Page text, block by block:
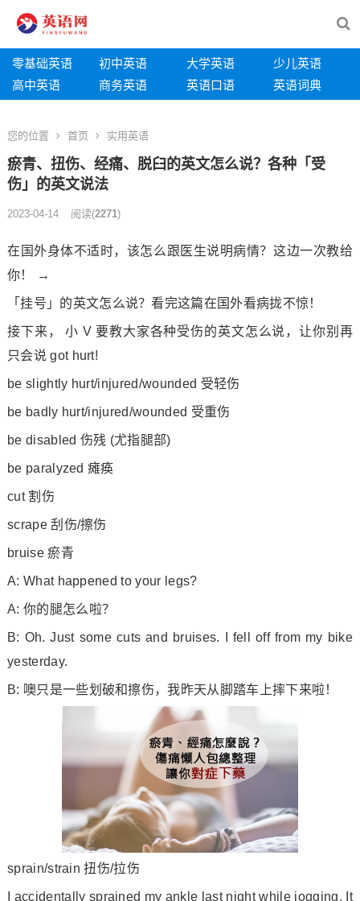
零基础英语 初中英语 大学英语
少儿英语
高中英语
商务英语 英语口语 英语词典
您的位置 首页 实用英语
瘀青、扭伤、经痛、脱臼的英文怎么说？各种「受
伤」的英文说法
2023-04-14 阅读(2271)
在国外身体不适时，该怎么跟医生说明病情？这边一次教给
你！ →
「挂号」的英文怎么说？看完这篇在国外看病拢不惊！
接下来， 小 V 要教大家各种受伤的英文怎么说，让你别再
只会说 got hurt!
be slightly hurt/injured/wounded 受轻伤
be badly hurt/injured/wounded 受重伤
be disabled 伤残 (尤指腿部)
be paralyzed 瘫痪
cut 割伤
scrape 刮伤/擦伤
bruise 瘀青
A: What happened to your legs?
A: 你的腿怎么啦？
B: Oh. Just some cuts and bruises. I fell off from my bike
yesterday.
B: 噢只是一些划破和擦伤，我昨天从脚踏车上摔下来啦！
sprain/strain 扭伤/拉伤
I accidentally sprained my ankle last night while jogging. It